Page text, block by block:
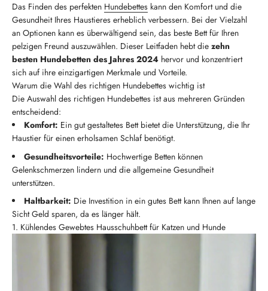
Das Finden des perfekten Hundebettes kann den Komfort und die
Gesundheit Ihres Haustieres erheblich verbessern. Bei der Vielzahl
an Optionen kann es überwältigend sein, das beste Bett für Ihren
pelzigen Freund auszuwählen. Dieser Leitfaden hebt die zehn
besten Hundebetten des Jahres 2024 hervor und konzentriert
sich auf ihre einzigartigen Merkmale und Vorteile.
Warum die Wahl des richtigen Hundebettes wichtig ist
Die Auswahl des richtigen Hundebettes ist aus mehreren Gründen
entscheidend:
Komfort: Ein gut gestaltetes Bett bietet die Unterstützung, die Ihr
Haustier für einen erholsamen Schlaf benötigt.
Gesundheitsvorteile: Hochwertige Betten können
Gelenkschmerzen lindern und die allgemeine Gesundheit
unterstützen.
Haltbarkeit: Die Investition in ein gutes Bett kann Ihnen auf lange
Sicht Geld sparen, da es länger hält.
1. Kühlendes Gewebtes Hausschuhbett für Katzen und Hunde